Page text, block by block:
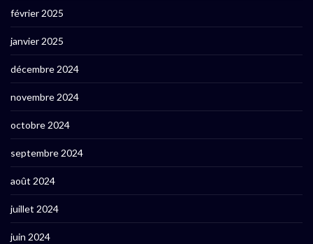
février 2025
janvier 2025
décembre 2024
novembre 2024
octobre 2024
septembre 2024
août 2024
juillet 2024
juin 2024